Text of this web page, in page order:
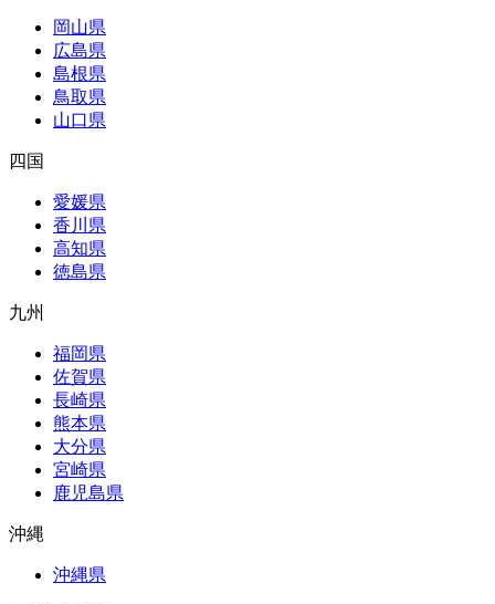
岡山県
広島県
島根県
鳥取県
山口県
四国
愛媛県
香川県
高知県
徳島県
九州
福岡県
佐賀県
長崎県
熊本県
大分県
宮崎県
鹿児島県
沖縄
沖縄県